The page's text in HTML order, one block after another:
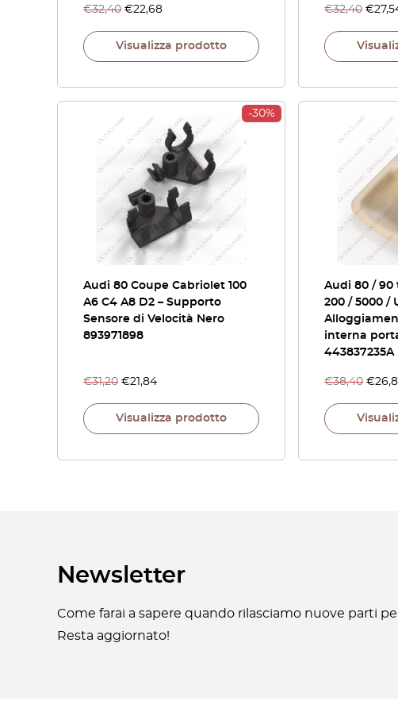
€32,40 €22,68
Visualizza prodotto
€32,40 €
-30%
Audi 80 Coupe Cabriolet 100
A6 C4 A8 D2 – Supporto
Sensore di Velocità Nero
893971898
€31,20 €21,84
Visualizza prodotto
Audi 80 / 90
200 / 5000 /
interna
443837235A
€38,40 €
Newsletter
Come farai a sapere quando rilasciamo nuove parti
Resta aggiornato!